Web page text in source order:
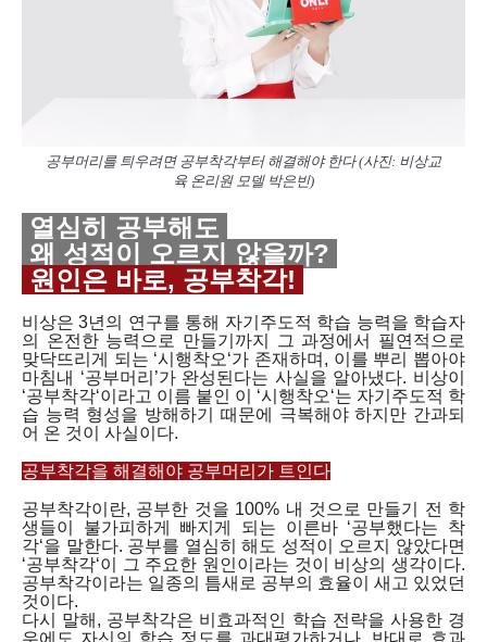
공부머리를 틔우려면 공부착각부터 해결해야 한다(사진: 비상교
육 온리원모델 박은빈)
열심히 공부해도
왜 성적이 오르지 않을까?
원인은 바로, 공부착각!
비상은 3년의 연구를 통해 자기주도적 학습 능력을 학습자
의 온전한 능력으로 만들기까지 그 과정에서 필연적으로
맞닥뜨리게 되는 ‘시행착오‘가 존재하며, 이를 뿌리 뽑아야
마침내 ‘공부머리’가 완성된다는 사실을 알아냈다. 비상이
‘공부착각‘이라고 이름 붙인 이 ‘시행착오‘는 자기주도적 학
습 능력 형성을 방해하기 때문에 극복해야 하지만 간과되
어 온 것이 사실이다.
공부착각을 해결해야 공부머리가 트인다
공부착각이란, 공부한 것을 100% 내 것으로 만들기 전 학
생들이 불가피하게 빠지게 되는 이른바 ‘공부했다는 착
각‘을 말한다. 공부를 열심히 해도 성적이 오르지 않았다면
‘공부착각‘이 그 주요한 원인이라는 것이 비상의 생각이다.
공부착각이라는 일종의 틈새로 공부의 효율이 새고 있었던
것이다.
다시 말해, 공부착각은 비효과적인 학습 전략을 사용한 경
우에도 자신의 학습 정도를 과대평가하거나, 반대로 효과